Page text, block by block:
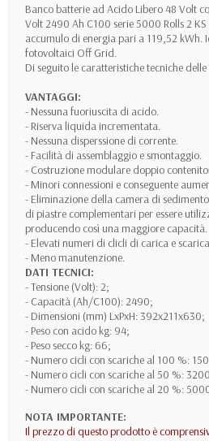
Banco batterie ad Acido Libero 48 Volt
Volt 2490 Ah C100 serie 5000 Rolls 2 KS
accumulo di energia pari a 119,52 kWh.
fotovoltaici Off Grid.
Di seguito le caratteristiche tecniche
VANTAGGI:
- Nessuna fuoriuscita di acido.
- Riserva liquida incrementata.
- Nessuna disperssione di corrente.
- Facilità di assemblaggio e smontaggio.
- Costruzione modulare doppio
- Minori connessioni e conseguente
- Eliminazione della camera di
di piastre complementari per essere
producendo così una maggiore capacità.
- Elevati numeri di clicli di carica e
- Meno manutenzione.
DATI TECNICI:
- Tensione (Volt): 2;
- Capacità (Ah/C100): 2490;
- Dimensioni (mm) LxPxH: 392x211x630;
- Peso con acido kg: 94;
- Peso secco kg: 66;
- Numero cicli con scariche al 100 %:
- Numero cicli con scariche al 50 %:
- Numero cicli con scariche al 20 %:
NOTA IMPORTANTE:
Il prezzo di questo prodotto è